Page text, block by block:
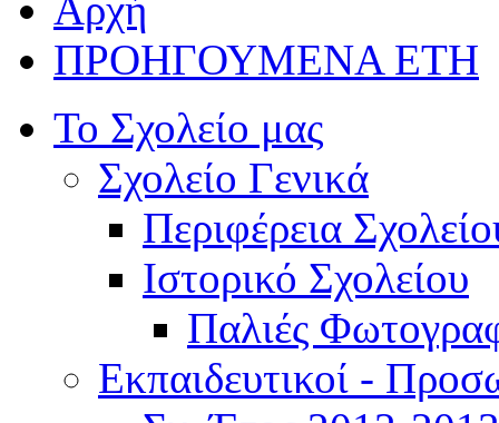
ΠΡΟΗΓΟΥΜΕΝΑ ΕΤΗ
Το Σχολείο μας
Σχολείο Γενικά
Περιφέρεια
Ιστορικό Σχολείου
Παλιές
Εκπαιδευτικοί -